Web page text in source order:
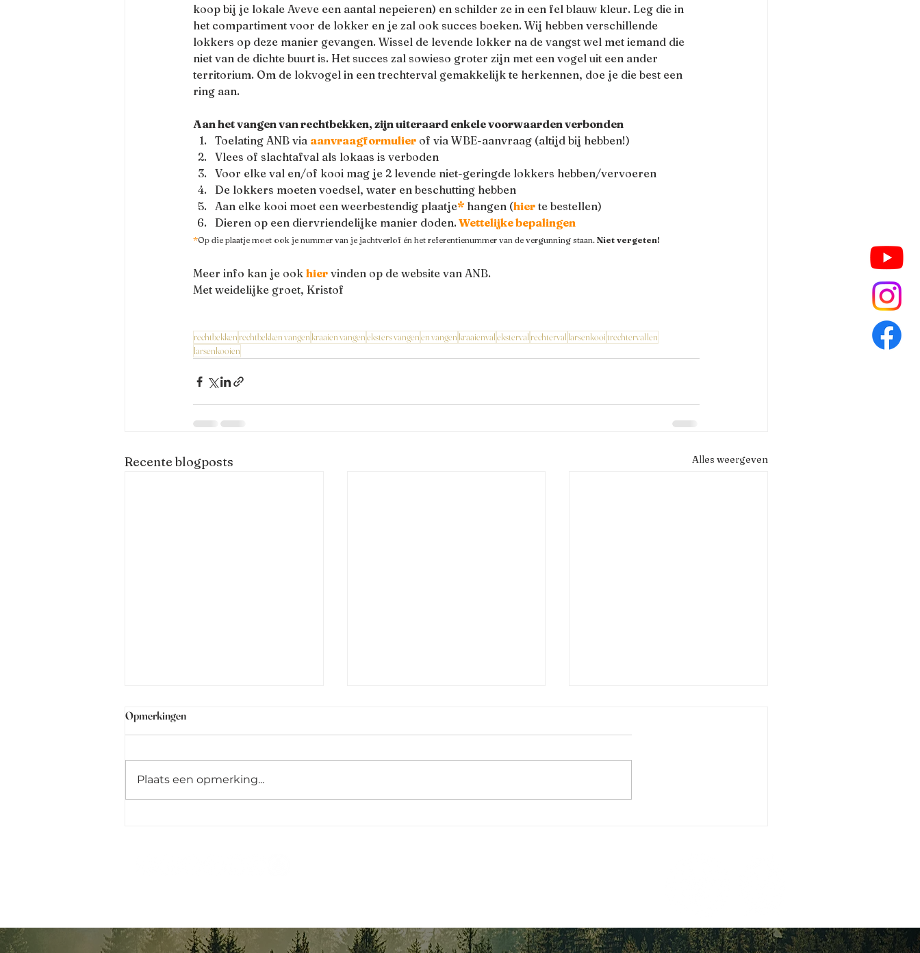
koop bij je lokale Aveve een aantal nepeieren) en schilder ze in een fel blauw kleur. Leg die in
het compartiment voor de lokker en je zal ook succes boeken. Wij hebben verschillende
lokkers op deze manier gevangen. Wissel de levende lokker na de vangst wel met iemand die
niet van de dichte buurt is. Het succes zal sowieso groter zijn met een vogel uit een ander
territorium. Om de lokvogel in een trechterval gemakkelijk te herkennen, doe je die best een
ring aan.
Aan het vangen van rechtbekken, zijn uiteraard enkele voorwaarden verbonden
Toelating ANB via aanvraagformulier of via WBE-aanvraag (altijd bij hebben!)
Vlees of slachtafval als lokaas is verboden
Voor elke val en/of kooi mag je 2 levende niet-geringde lokkers hebben/vervoeren
De lokkers moeten voedsel, water en beschutting hebben
Aan elke kooi moet een weerbestendig plaatje* hangen (hier te bestellen)
Dieren op een diervriendelijke manier doden. Wettelijke bepalingen
*Op die plaatje moet ook je nummer van je jachtverlof én het referentienummer van de vergunning staan. Niet vergeten!
Meer info kan je ook hier vinden op de website van ANB.
Met weidelijke groet, Kristof
rechtbekken rechtbekken vangen kraaien vangeneksters vangenen vangen kraaienvaleksterval rechterval larsenkooi trechtervallen
larsenkooien
Recente blogposts Alles weergeven
Opmerkingen
Plaats een opmerking...